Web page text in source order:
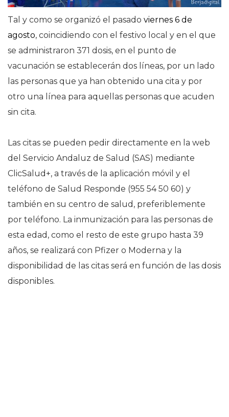
Tal y como se organizó el pasado viernes 6 de
agosto, coincidiendo con el festivo local y en el que
se administraron 371 dosis, en el punto de
vacunación se establecerán dos líneas, por un lado
las personas que ya han obtenido una cita y por
otro una línea para aquellas personas que acuden
sin cita.
Las citas se pueden pedir directamente en la web
del Servicio Andaluz de Salud (SAS) mediante
ClicSalud+, a través de la aplicación móvil y el
teléfono de Salud Responde (955 54 50 60) y
también en su centro de salud, preferiblemente
por teléfono. La inmunización para las personas de
esta edad, como el resto de este grupo hasta 39
años, se realizará con Pfizer o Moderna y la
disponibilidad de las citas será en función de las dosis
disponibles.